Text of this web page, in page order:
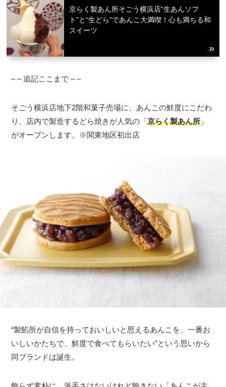
京らく製あん所そごう横浜店“生あんソフ
ト”と“生どら”であんこ大満喫！心も満ちる和
スイーツ
– – 追記ここまで – –
そごう横浜店地下2階和菓子売場に、あんこの鮮度にこだわ
り、店内で製造するどら焼きが人気の「京らく製あん所 」
がオープンします。※関東地区初出店
“製餡所が自信を持っておいしいと思えるあんこを、一番お
いしいかたちで、鮮度で食べてもらいたい”という思いから
同ブランドは誕生。